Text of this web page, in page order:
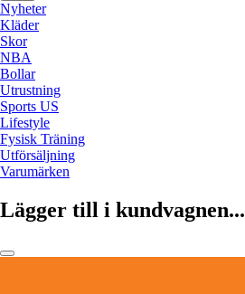
Nyheter
Kläder
Skor
NBA
Bollar
Utrustning
Sports US
Lifestyle
Fysisk Träning
Utförsäljning
Varumärken
Lägger till i kundvagnen...